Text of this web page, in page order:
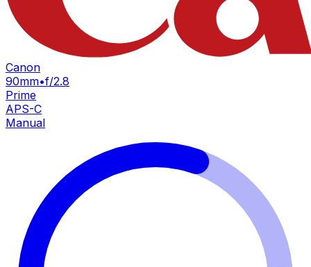
Canon
90mm•f/2.8
Prime
APS-C
Manual